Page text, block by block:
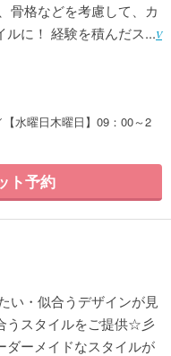
骨格などを考慮して、カ
に！ 経験を積んだス...V
【水曜日木曜日】09：00～2
ト予約
い・似合うデザインが見
うスタイルをご提供☆彡
ダーメイドなスタイルが